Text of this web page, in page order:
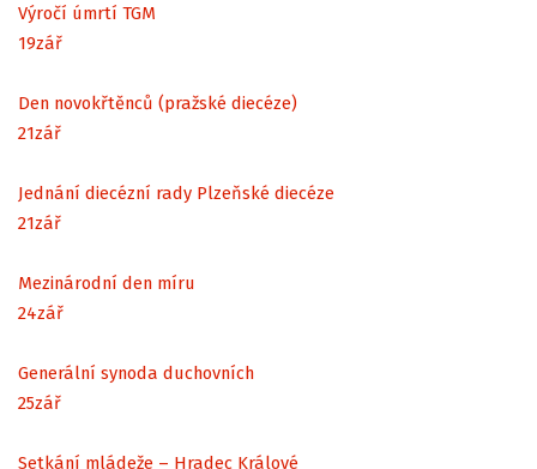
Výročí úmrtí TGM
19zář
Den novokřtěnců (pražské diecéze)
21zář
Jednání diecézní rady Plzeňské diecéze
21zář
Mezinárodní den míru
24zář
Generální synoda duchovních
25zář
Setkání mládeže – Hradec Králové